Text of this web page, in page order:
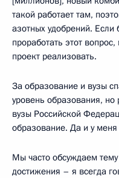
такой работает там,
азотных удобрений. Если
проработать этот
проект реализовать.
За образование и вузы
уровень образования, но
вузы Российской
образование. Да и у
Мы часто обсуждаем
достижения – я всегда